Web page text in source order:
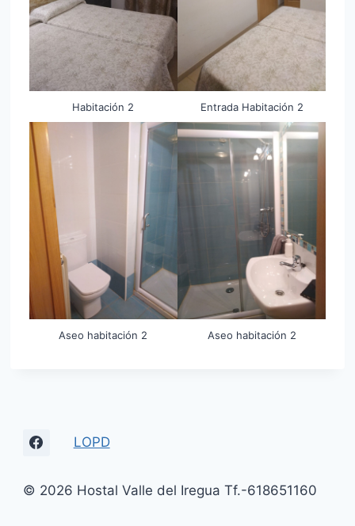
Habitación 2 Entrada Habitación 2
Aseo habitación 2 Aseo habitación 2
LOPD
© 2026 Hostal Valle del Iregua Tf.-618651160